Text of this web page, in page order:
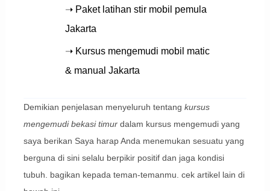
➝ Paket latihan stir mobil pemula
Jakarta
➝ Kursus mengemudi mobil matic
& manual Jakarta
Demikian penjelasan menyeluruh tentang kursus
mengemudi bekasi timurdalam kursus mengemudi yang
saya berikan Saya harap Anda menemukan sesuatu yang
berguna di sini selalu berpikir positif dan jaga kondisi
tubuh. bagikan kepada teman-temanmu. cek artikel lain di